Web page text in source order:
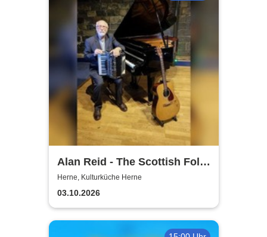
Alan Reid - The Scottish Folk-
Legend
Herne, Kulturküche Herne
03.10.2026